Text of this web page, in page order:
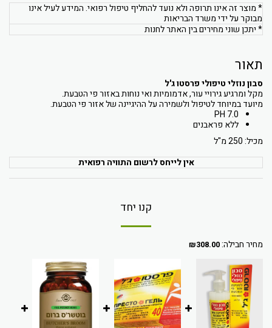
* מוצר זה אינו תרופה ולא נועד להחליף טיפול רפואי. המידע לעיל אינו
מבוקר על ידי משרד הבריאות
* יתכן שוני מחירים בין האתר לחנות
תאור
סבון נוזלי טיפולי פרסטו ג'ל
מקל ומרגיע גירויי עור, אדמומיות ואי נוחות באזור פי הטבעת.
מיועד במיוחד לטיפול ולשמירה על ההיגיינה של אזור פי הטבעת.
PH 7.0
ללא פראבנים
מכיל: 250 מ"ל
אין לייחס לרשום התוויה רפואית
קנו יחד
מחיר חבילה: ₪308.00